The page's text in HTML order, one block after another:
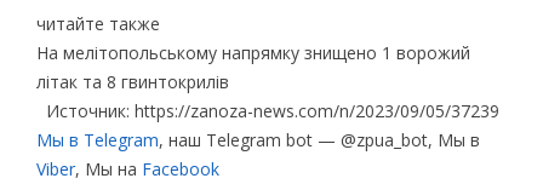
читайте также
На мелітопольському напрямку знищено 1 ворожий
літак та 8 гвинтокрилів
Источник: https://zanoza-news.com/n/2023/09/05/37239
Мы в Telegram, наш Telegram bot — @zpua_bot, Мы в
Viber, Мы на Facebook